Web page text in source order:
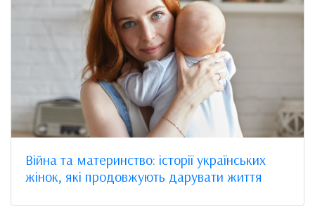
Війна та материнство: історії українських
жінок, які продовжують дарувати життя